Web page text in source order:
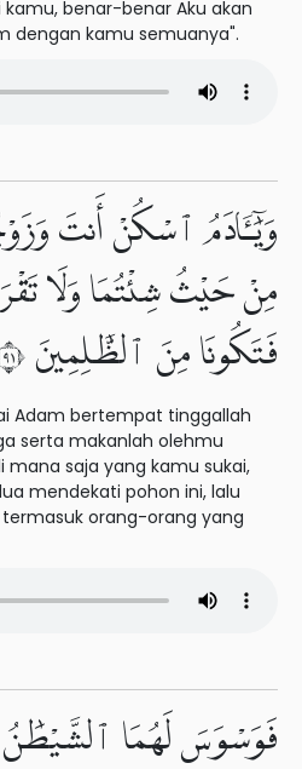
benar-benar Aku akan
dengan kamu semuanya".
وَيَٰٓـَٔادَمُ ٱسْكُنْ أَنتَ
مِنْ حَيْثُ شِئْتُمَا وَلَا
فَتَكُونَا مِنَ ٱلظَّٰلِمِينَ ١٩
Adam bertempat tinggallah
serta makanlah olehmu
saja yang kamu sukai,
mendekati pohon ini, lalu
orang-orang yang
فَوَسْوَسَ لَهُمَا ٱلشَّيْطَٰنُ